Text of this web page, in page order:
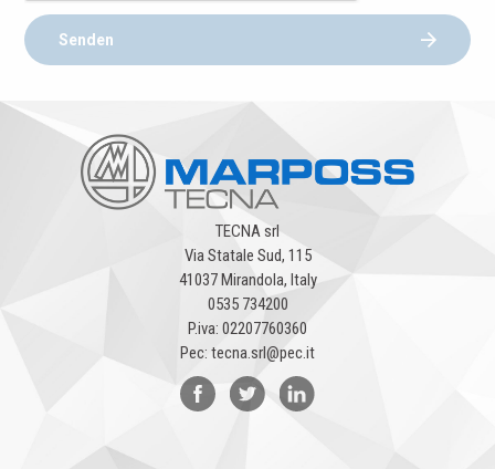
Senden
TECNA srl
Via Statale Sud, 115
41037 Mirandola, Italy
0535 734200
P.iva: 02207760360
Pec: tecna.srl@pec.it